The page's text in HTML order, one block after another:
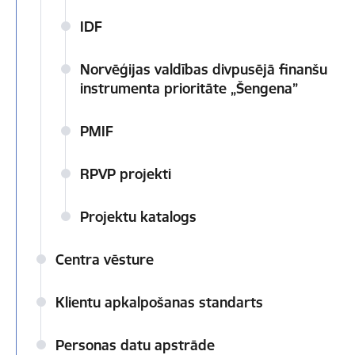
IDF
Norvēģijas valdības divpusējā finanšu
instrumenta prioritāte „Šengena”
PMIF
RPVP projekti
Projektu katalogs
Centra vēsture
Klientu apkalpošanas standarts
Personas datu apstrāde